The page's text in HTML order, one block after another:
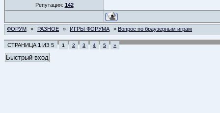
Репутация: 142
ФОРУМ » РАЗНОЕ » ИГРЫ ФОРУМА » Вопрос по браузерным играм
СТРАНИЦА 1 ИЗ 5 1 2 3 4 5 »